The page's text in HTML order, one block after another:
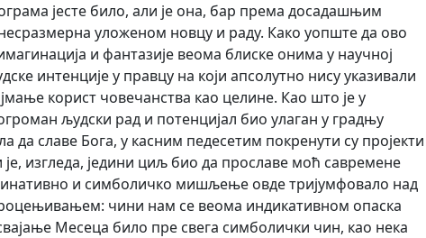
јесте било, али је она, бар према досадашњим
уложеном новцу и раду. Како уопште да ово
и фантазије веома блиске онима у научној
интенције у правцу на који апсолутно нису указивали
корист човечанства као целине. Као што је у
људски рад и потенцијал био улаган у градњу
да славе Бога, у касним педесетим покренути су пројекти
изгледа, једини циљ био да прославе моћ савремене
и симболичко мишљење овде тријумфовало над
чини нам се веома индикативном опаска
Месеца било пре свега симболички чин, као нека